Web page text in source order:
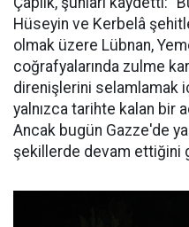
Hüseyin ve Kerbelâ
olmak üzere Lübnan,
coğrafyalarında zulme
direnişlerini selamlamak
yalnızca tarihte kalan bir
Ancak bugün Gazze'de
şekillerde devam ettiğini